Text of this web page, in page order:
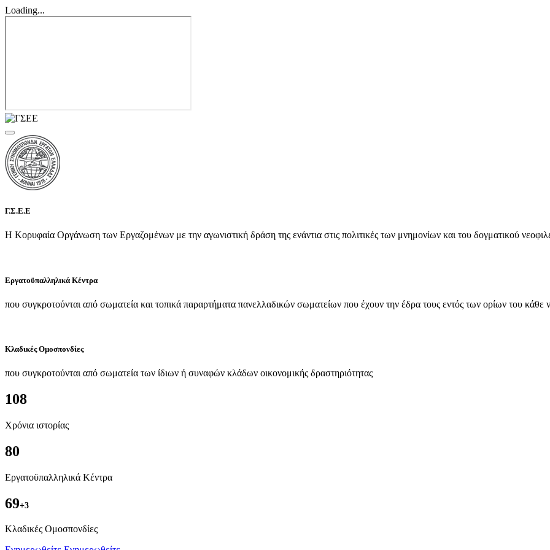
Loading...
Γ.Σ.Ε.Ε
Η Κορυφαία Οργάνωση των Εργαζομένων με την αγωνιστική δράση της ενάντια στις πολιτικές των μνημονίων και του δογματικού
Εργατοϋπαλληλικά Κέντρα
που συγκροτούνται από σωματεία και τοπικά παραρτήματα πανελλαδικών σωματείων που έχουν την έδρα τους εντός των ορίων του κάθε
Κλαδικές Ομοσπονδίες
που συγκροτούνται από σωματεία των ίδιων ή συναφών κλάδων οικονομικής δραστηριότητας
108
Χρόνια ιστορίας
80
Εργατοϋπαλληλικά Κέντρα
69+3
Kλαδικές Ομοσπονδίες